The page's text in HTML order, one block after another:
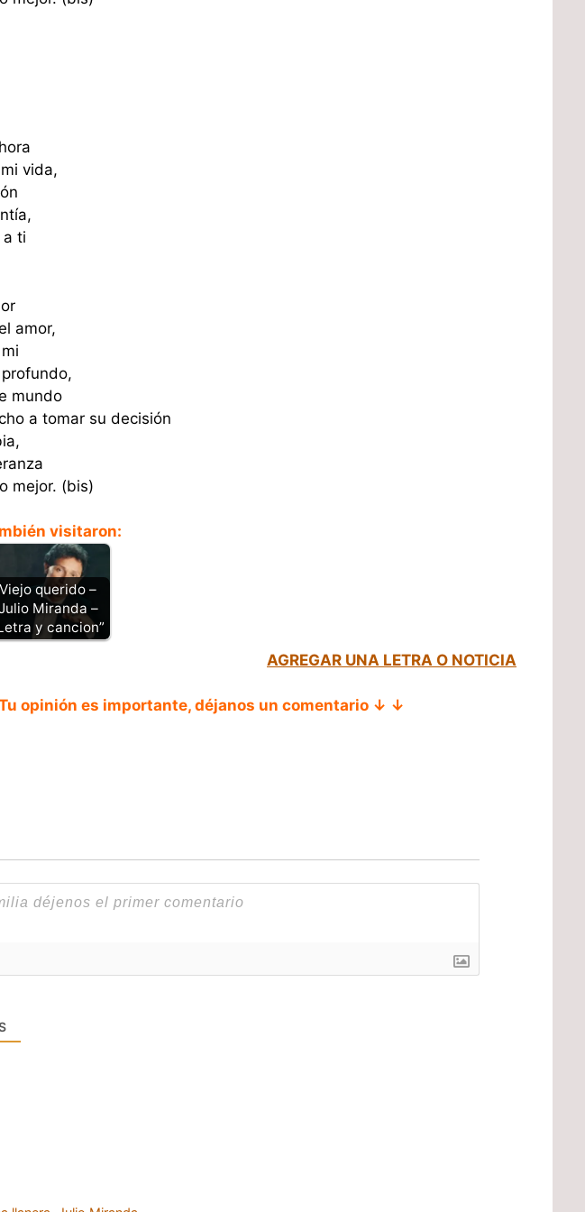
vida,
ti
amor,
mundo
a tomar su decisión
mejor. (bis)
visitaron:
Viejo querido –
Miranda –
y cancion”
AGREGAR UNA LETRA O NOTICIA
opinión es importante, déjanos un comentario ↓ ↓